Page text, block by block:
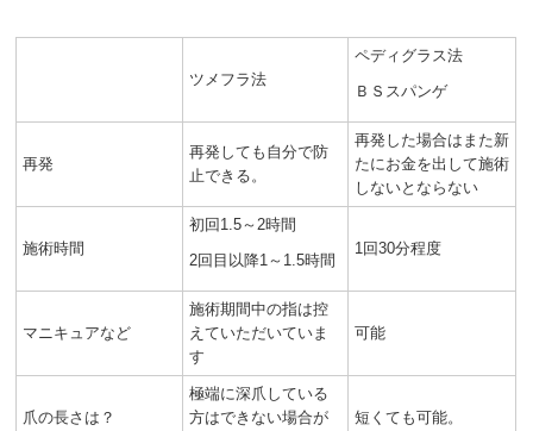
ツメフラ法
ペディグラス法
ＢＳスパンゲ
再発
再発しても自分で防
止できる。
再発した場合はまた新
たにお金を出して施術
しないとならない
施術時間
初回1.5～2時間
2回目以降1～1.5時間
1回30分程度
マニキュアなど
施術期間中の指は控
えていただいていま
す
可能
爪の長さは？
極端に深爪している
方はできない場合が
短くても可能。